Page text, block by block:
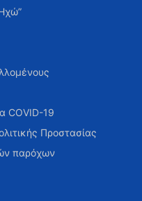
COVID-19
Προστασίας
παρόχων